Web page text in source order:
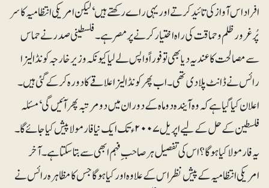
افراد اس آواز کی تائید کرتے اور یہی راے رکھتے ہیں‘ لیکن امریکی انتظامیہ کا سر
پُرغرور ظلم و حماقت کی راہ اختیار کرنے پر مصر ہے۔ فلسطینی صدر نے حماس
سے مصالحت کا عندیہ دیا بھی تو فوراً واپس لے لیا کیونکہ وزیرخارجہ کونڈالیزا
رائس نے ڈانٹ پلا دی تھی۔ اب پھر کونڈالیزا علاقے کا دورہ کرکے گئی ہیں۔
اعلان کیا گیا ہے کہ وہ آیندہ دو ماہ کے دوران میں دو مرتبہ پھر آئیں گی‘ مسئلہ
فلسطین کے حل کے لیے اپریل ۲۰۰۷ء تک ایک نیا فارمولا پیش کیا جائے گا۔
یہ فارمولا کیا ہوگا؟ اس کی تفصیل ہرصاحب ِفہم ابھی سے بتاسکتا ہے۔ آخر
امریکی انتظامیہ کے پیش نظر اس کے علاوہ اور کیا ہوگا جس کا مظاہرہ رائس نے